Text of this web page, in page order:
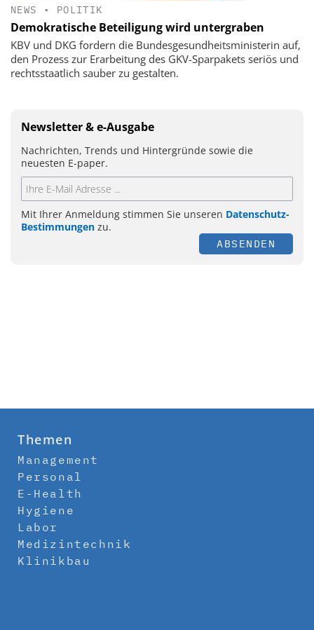
NEWS • POLITIK
Demokratische Beteiligung wird untergraben
KBV und DKG fordern die Bundesgesundheitsministerin auf,
den Prozess zur Erarbeitung des GKV-Sparpakets seriös und
rechtsstaatlich sauber zu gestalten.
Newsletter & e-Ausgabe
Nachrichten, Trends und Hintergründe sowie die
neuesten E-paper.
Mit Ihrer Anmeldung stimmen Sie unseren Datenschutz-
Bestimmungen zu.
ABSENDEN
Themen
Management
Personal
E-Health
Hygiene
Labor
Medizintechnik
Klinikbau